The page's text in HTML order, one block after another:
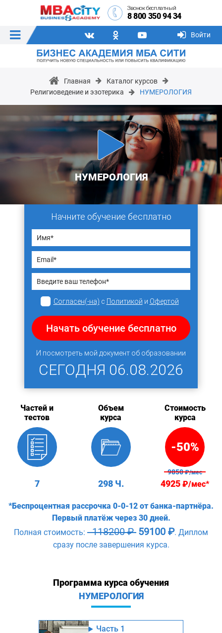
Звонок бесплатный
8 800 350 94 34
Войти
Главная
Каталог курсов
Религиоведение и эзотерика
НУМЕРОЛОГИЯ
НУМЕРОЛОГИЯ
Начните обучение бесплатно
Согласен(-на) с Политикой и Офертой
Начать обучение бесплатно
И посмотреть мой документ об образовании
СЕГОДНЯ 06.08.2026
Частей и
тестов
7
Объем
курса
298 Ч.
Стоимость
курса
-50%
9850₽/мес
4925₽/мес*
*Беспроцентная рассрочка 0-0-12 от банка-партнёра.
Первый платёж через 30 дней.
Полная стоимость: 118200 ₽ 59100 ₽. Диплом
сразу после завершения курса.
Программа курса обучения
НУМЕРОЛОГИЯ
Часть 1